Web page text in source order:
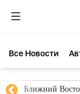
Все Новости
Ближний